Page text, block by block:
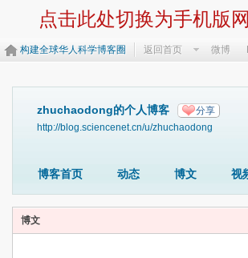
点击此处切换为手机版
构建全球华人科学博客圈 返回首页 微博
zhuchaodong的个人博客 分享
http://blog.sciencenet.cn/u/zhuchaodong
博客首页 动态 博文 视
博文